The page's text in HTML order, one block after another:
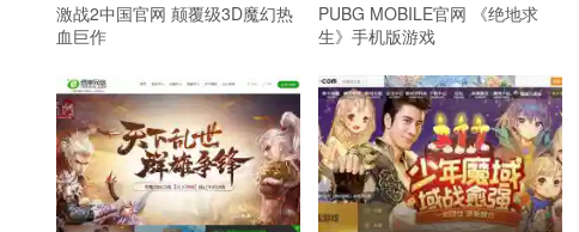
激战2中国官网 颠覆级3D魔幻热
血巨作
PUBG MOBILE官网 《绝地求
生》手机版游戏